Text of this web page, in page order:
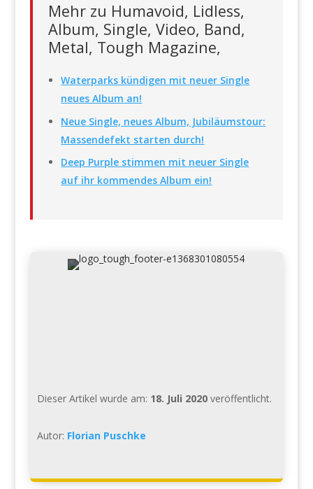
Mehr zu Humavoid, Lidless,
Album, Single, Video, Band,
Metal, Tough Magazine,
Waterparks kündigen mit neuer Single
neues Album an!
Neue Single, neues Album, Jubiläumstour:
Massendefekt starten durch!
Deep Purple stimmen mit neuer Single
auf ihr kommendes Album ein!
Dieser Artikel wurde am: 18. Juli 2020veröffentlicht.
Autor: Florian Puschke